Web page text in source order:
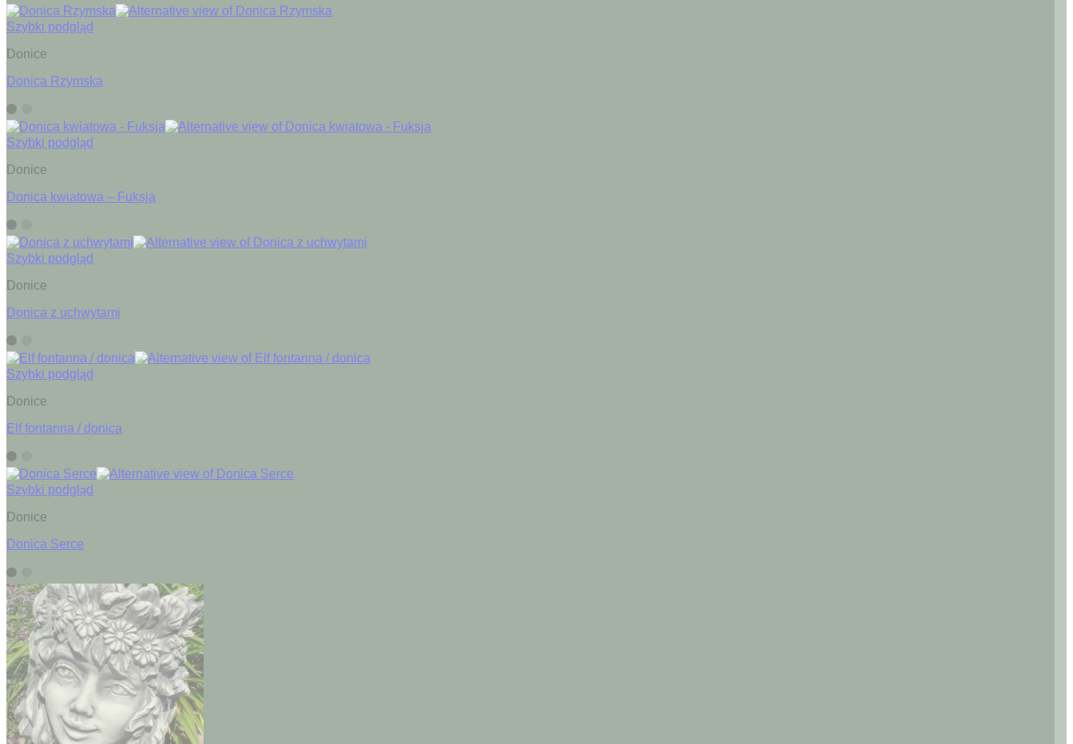
Szybki podgląd
Donice
Donica Rzymska
Szybki podgląd
Donice
Donica kwiatowa – Fuksja
Szybki podgląd
Donice
Donica z uchwytami
Szybki podgląd
Donice
Elf fontanna / donica
Szybki podgląd
Donice
Donica Serce